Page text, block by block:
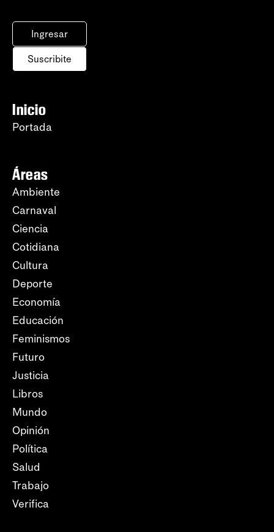
Ingresar
Suscribite
Inicio
Portada
Áreas
Ambiente
Carnaval
Ciencia
Cotidiana
Cultura
Deporte
Economía
Educación
Feminismos
Futuro
Justicia
Libros
Mundo
Opinión
Política
Salud
Trabajo
Verifica